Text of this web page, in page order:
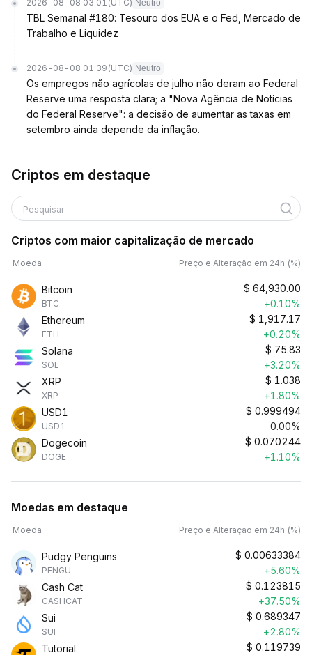
2026-08-08 03:01 (UTC) Neutro
TBL Semanal #180: Tesouro dos EUA e o Fed, Mercado de
Trabalho e Liquidez
2026-08-08 01:39 (UTC) Neutro
Os empregos não agrícolas de julho não deram ao Federal
Reserve uma resposta clara; a "Nova Agência de Notícias
do Federal Reserve": a decisão de aumentar as taxas em
setembro ainda depende da inflação.
Criptos em destaque
Pesquisar
Criptos com maior capitalização de mercado
Moeda Preço e Alteração em 24h (%)
Bitcoin
BTC
$ 64,930.00
+0.10%
Ethereum
ETH
$ 1,917.17
+0.20%
Solana
SOL
$ 75.83
+3.20%
XRP
XRP
$ 1.038
+1.80%
USD1
USD1
$ 0.999494
0.00%
Dogecoin
DOGE
$ 0.070244
+1.10%
Moedas em destaque
Moeda Preço e Alteração em 24h (%)
Pudgy Penguins
PENGU
$ 0.00633384
+5.60%
Cash Cat
CASHCAT
$ 0.123815
+37.50%
Sui
SUI
$ 0.689347
+2.80%
Tutorial
$ 0.119739